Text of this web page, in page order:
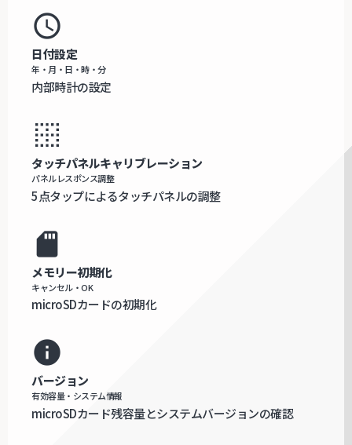
access_time
日付設定
年・月・日・時・分
内部時計の設定
border_clear
タッチパネルキャリブレーション
パネルレスポンス調整
5点タップによるタッチパネルの調整
sd_card
メモリー初期化
キャンセル・OK
microSDカードの初期化
info
バージョン
有効容量・システム情報
microSDカード残容量とシステムバージョンの確認